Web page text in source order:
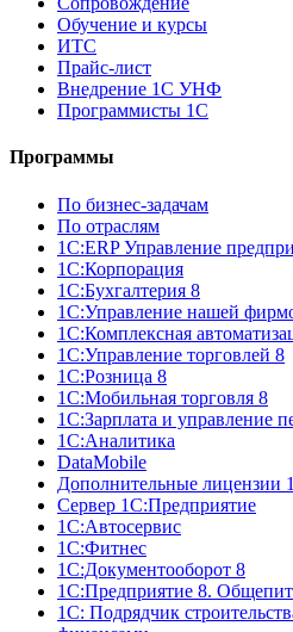
Обучение и курсы
ИТС
Прайс-лист
Внедрение 1С УНФ
Программисты 1С
Программы
По бизнес-задачам
По отраслям
1C:ERP Управление
1С:Корпорация
1С:Бухгалтерия 8
1С:Управление нашей
1С:Комплексная
1С:Управление торговлей 8
1С:Розница 8
1С:Мобильная торговля 8
1С:Зарплата и управление
1С:Аналитика
DataMobile
Дополнительные лицензии
Сервер 1С:Предприятие
1С:Автосервис
1С:Фитнес
1С:Документооборот 8
1С:Предприятие 8. Общепит
1С: Подрядчик